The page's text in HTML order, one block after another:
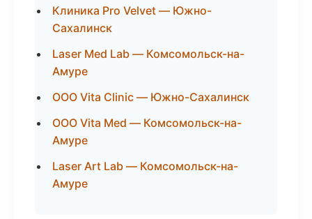
Клиника Pro Velvet — Южно-
Сахалинск
Laser Med Lab — Комсомольск-на-
Амуре
ООО Vita Clinic — Южно-Сахалинск
ООО Vita Med — Комсомольск-на-
Амуре
Laser Art Lab — Комсомольск-на-
Амуре